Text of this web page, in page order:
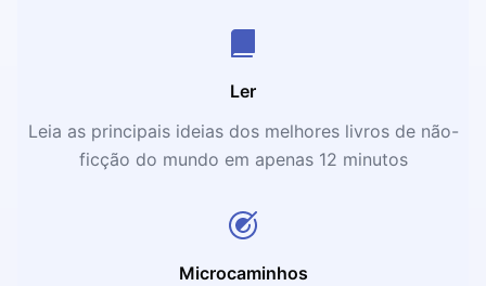
Ler
Leia as principais ideias dos melhores livros de não-
ficção do mundo em apenas 12 minutos
Microcaminhos